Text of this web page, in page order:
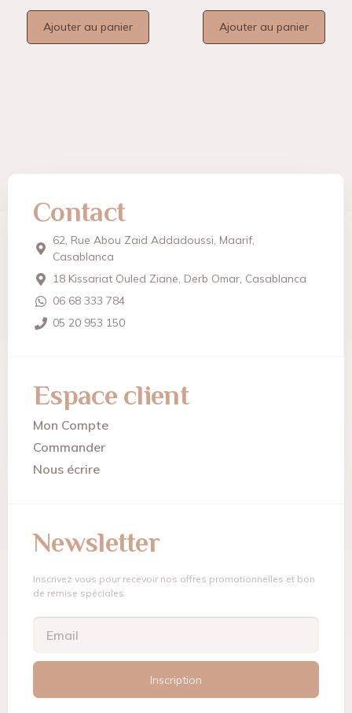
Ajouter au panier Ajouter au panier
Contact
62, Rue Abou Zaid Addadoussi, Maarif,
Casablanca
18 Kissariat Ouled Ziane, Derb Omar, Casablanca
06 68 333 784
05 20 953 150
Espace client
Mon Compte
Commander
Nous écrire
Newsletter
Inscrivez vous pour recevoir nos offres promotionnelles et bon
de remise spéciales
Inscription